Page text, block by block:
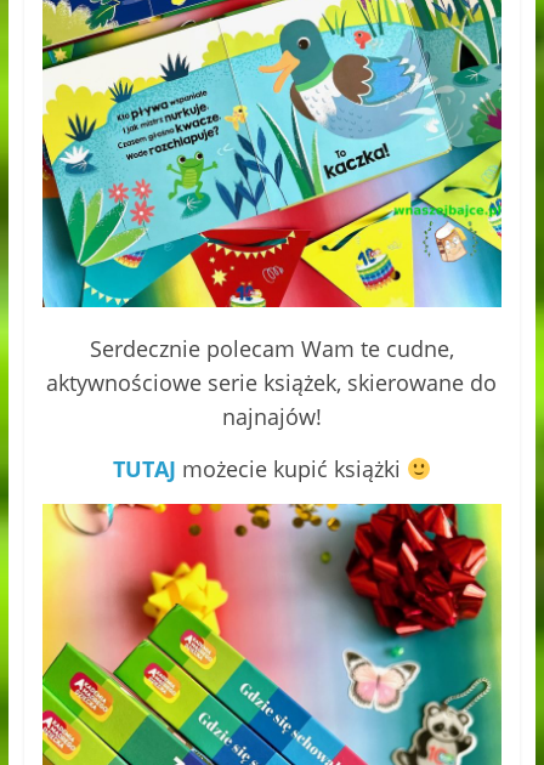
Serdecznie polecam Wam te cudne,
aktywnościowe serie książek, skierowane do
najnajów!
TUTAJ możecie kupić książki